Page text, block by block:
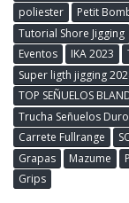
poliester
Petit
Tutorial Shore Jigging
Eventos
IKA 2023
Super ligth jigging
TOP SEÑUELOS
Trucha Señuelos
Carrete Fullrange
Grapas
Mazume
Grips